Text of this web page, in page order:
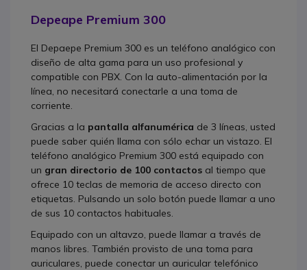
Depeape Premium 300
El Depaepe Premium 300 es un teléfono analógico con
diseño de alta gama para un uso profesional y
compatible con PBX. Con la auto-alimentación por la
línea, no necesitará conectarle a una toma de
corriente.
Gracias a la pantalla alfanumérica de 3 líneas, usted
puede saber quién llama con sólo echar un vistazo. El
teléfono analógico Premium 300 está equipado con
un gran directorio de 100 contactos al tiempo que
ofrece 10 teclas de memoria de acceso directo con
etiquetas. Pulsando un solo botón puede llamar a uno
de sus 10 contactos habituales.
Equipado con un altavzo, puede llamar a través de
manos libres. También provisto de una toma para
auriculares, puede conectar un auricular telefónico